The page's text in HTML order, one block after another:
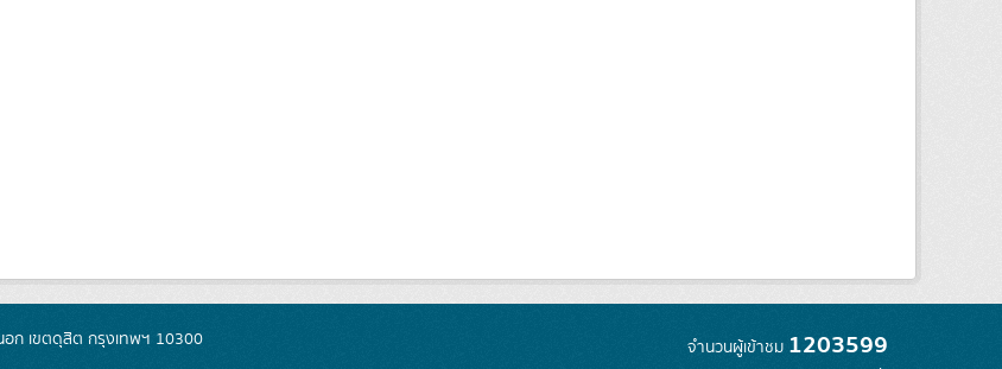
ก เขตดุสิต กรุงเทพฯ 10300 จำนวนผู้เข้าชม 1203599